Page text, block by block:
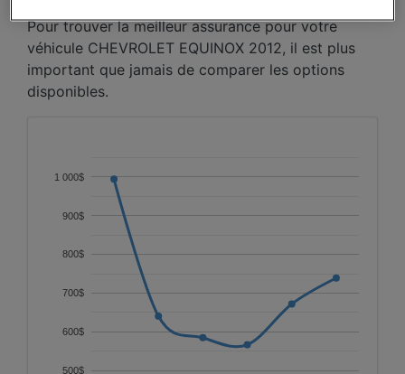
Pour trouver la meilleur assurance pour votre
véhicule CHEVROLET EQUINOX 2012, il est plus
important que jamais de comparer les options
disponibles.
500$
600$
700$
800$
900$
1 000$